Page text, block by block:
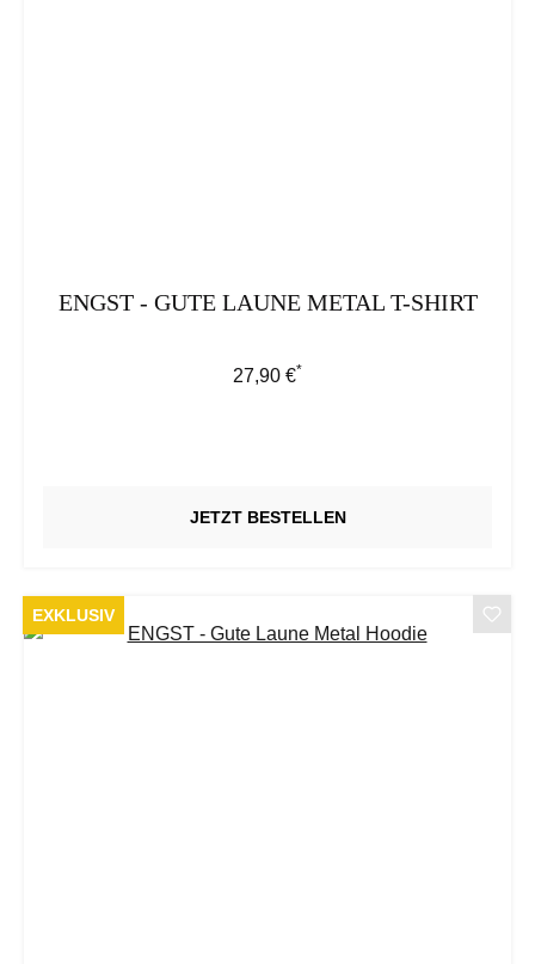
ENGST - GUTE LAUNE METAL T-SHIRT
Regulärer Preis:
27,90 €*
JETZT BESTELLEN
EXKLUSIV